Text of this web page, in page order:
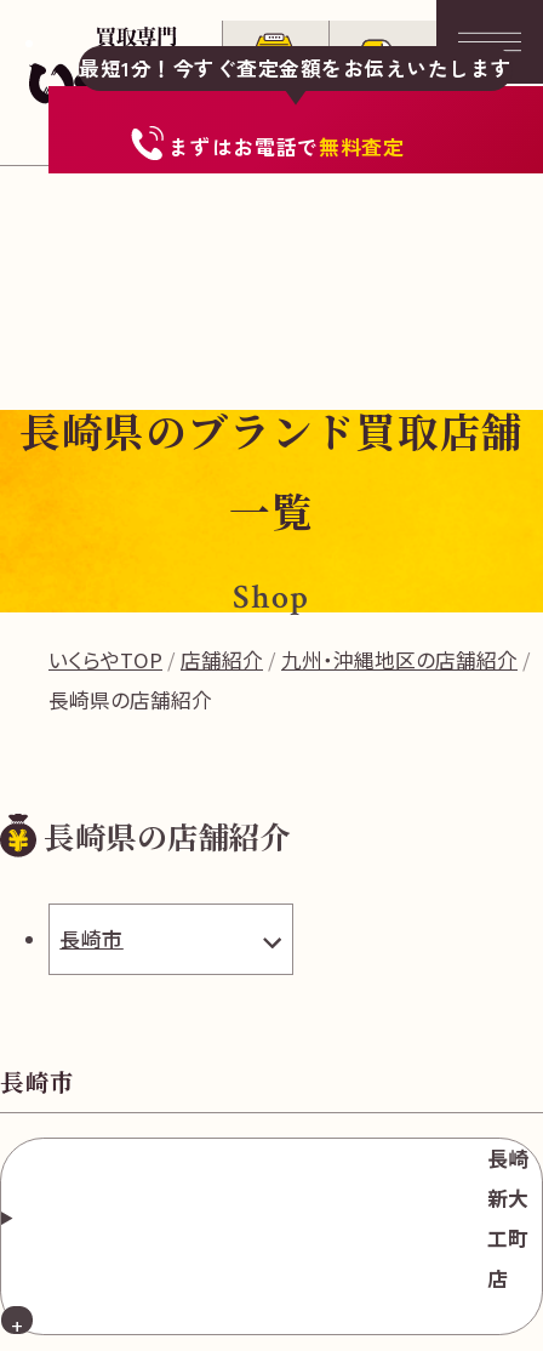
最短1分！今すぐ査定金額をお伝えいたします
まずはお電話で無料査定
無 料
総合受付 10:00-19:00
長崎県のブランド買取店舗
一覧
Shop
いくらやTOP 店舗紹介
九州・沖縄地区の店舗紹介
長崎県の店舗紹介
長崎県の店舗紹介
長崎市
長崎市
長崎
新大
工町
店